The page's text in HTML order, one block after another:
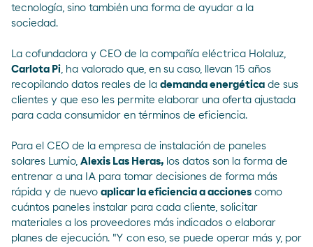
tecnología, sino también una forma de ayudar a la
sociedad.
La cofundadora y CEO de la compañía eléctrica Holaluz,
Carlota Pi , ha valorado que, en su caso, llevan 15 años
recopilando datos reales de la demanda energética de sus
clientes y que eso les permite elaborar una oferta ajustada
para cada consumidor en términos de eficiencia.
Para el CEO de la empresa de instalación de paneles
solares Lumio, Alexis Las Heras, los datos son la forma de
entrenar a una IA para tomar decisiones de forma más
rápida y de nuevo aplicar la eficiencia a acciones como
cuántos paneles instalar para cada cliente, solicitar
materiales a los proveedores más indicados o elaborar
planes de ejecución. "Y con eso, se puede operar más y, por